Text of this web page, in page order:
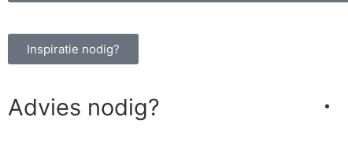
Inspiratie nodig?
Advies nodig?